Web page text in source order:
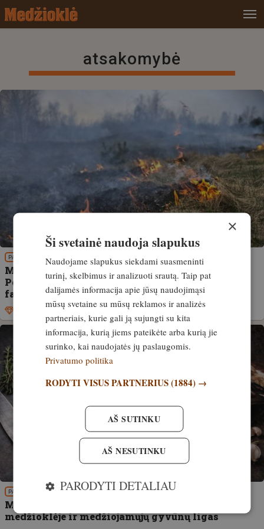
atsakomybė
PATIRTIS
Mirties pavojus ir įstatymo reikalavimai.
Pernykštės žolės deginimas naikina smulkiąją
fauną, gyvūnus ir paukščius
24. balandis, 2026
PATIRTIS
Medžiotojams skirti LSMU kursai apie higieną
medžioklėje ir medžiojamųjų gyvūnų ligas
×
Ši svetainė naudoja slapukus
Naudojame slapukus siekdami suasmeninti
turinį, skelbimus ir analizuoti srautą. Taip pat
dalijamės informacija apie jūsų naudojimąsi
mūsų svetaine su mūsų reklamos ir analizės
partneriais, kurie gali ją sujungti su kita
informacija, kurią jiems pateikėte arba kurią jie
surinko, kai naudojatės jų paslaugomis.
Privatumo politika
RODYTI VISUS PARTNERIUS(1884) →
AŠ SUTINKU
AŠ NESUTINKU
PARODYTI DETALIAU